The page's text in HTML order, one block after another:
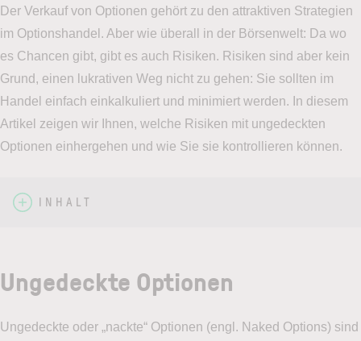
Der Verkauf von Optionen gehört zu den attraktiven Strategien
im Optionshandel. Aber wie überall in der Börsenwelt: Da wo
es Chancen gibt, gibt es auch Risiken. Risiken sind aber kein
Grund, einen lukrativen Weg nicht zu gehen: Sie sollten im
Handel einfach einkalkuliert und minimiert werden. In diesem
Artikel zeigen wir Ihnen, welche Risiken mit ungedeckten
Optionen einhergehen und wie Sie sie kontrollieren können.
INHALT
Ungedeckte Optionen
Ungedeckte oder „nackte“ Optionen (engl. Naked Options) sind